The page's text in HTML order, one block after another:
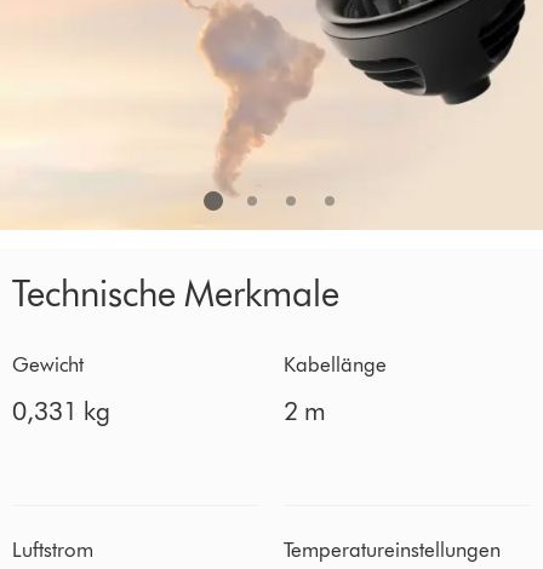
Technische Merkmale
Gewicht
0,331 kg
Kabellänge
2 m
Luftstrom Temperatureinstellungen